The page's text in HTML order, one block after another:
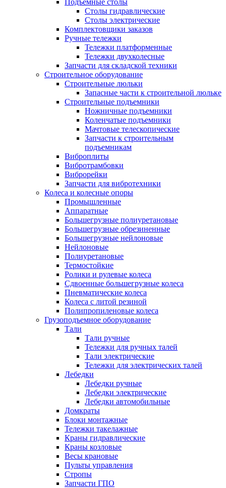
Подъемные столы
Столы гидравлические
Столы электрические
Комплектовщики заказов
Ручные тележки
Тележки платформенные
Тележки двухколесные
Запчасти для складской техники
Строительное оборудование
Строительные люльки
Запасные части к строительной люльке
Строительные подъемники
Ножничные подъемники
Коленчатые подъемники
Мачтовые телескопические
Запчасти к строительным
подъемникам
Виброплиты
Вибротрамбовки
Виброрейки
Запчасти для вибротехники
Колеса и колесные опоры
Промышленные
Аппаратные
Большегрузные полиуретановые
Большегрузные обрезиненные
Большегрузные нейлоновые
Нейлоновые
Полиуретановые
Термостойкие
Ролики и рулевые колеса
Сдвоенные большегрузные колеса
Пневматические колеса
Колеса с литой резиной
Полипропиленовые колеса
Грузоподъемное оборудование
Тали
Тали ручные
Тележки для ручных талей
Тали электрические
Тележки для электрических талей
Лебедки
Лебедки ручные
Лебедки электрические
Лебедки автомобильные
Домкраты
Блоки монтажные
Тележки такелажные
Краны гидравлические
Краны козловые
Весы крановые
Пульты управления
Стропы
Запчасти ГПО